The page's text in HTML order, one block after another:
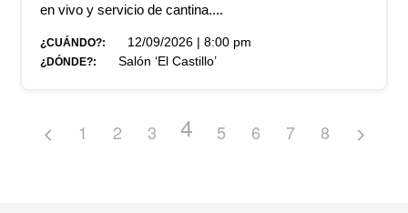
en vivo y servicio de cantina....
¿CUÁNDO?: 12/09/2026 | 8:00 pm
¿DÓNDE?: Salón ‘El Castillo’
1 2 3 4 5 6 7 8